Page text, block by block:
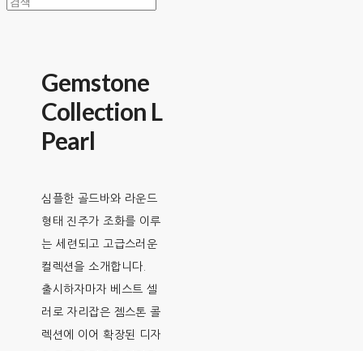
Gemstone
Collection L
Pearl
심플한 골드바와 라운드
형태 진주가 조화를 이루
는 세련되고 고급스러운
컬렉션을 소개합니다.
출시하자마자 베스트 셀
러로 자리잡은 젬스톤 콜
렉션에 이어 확장된 디자